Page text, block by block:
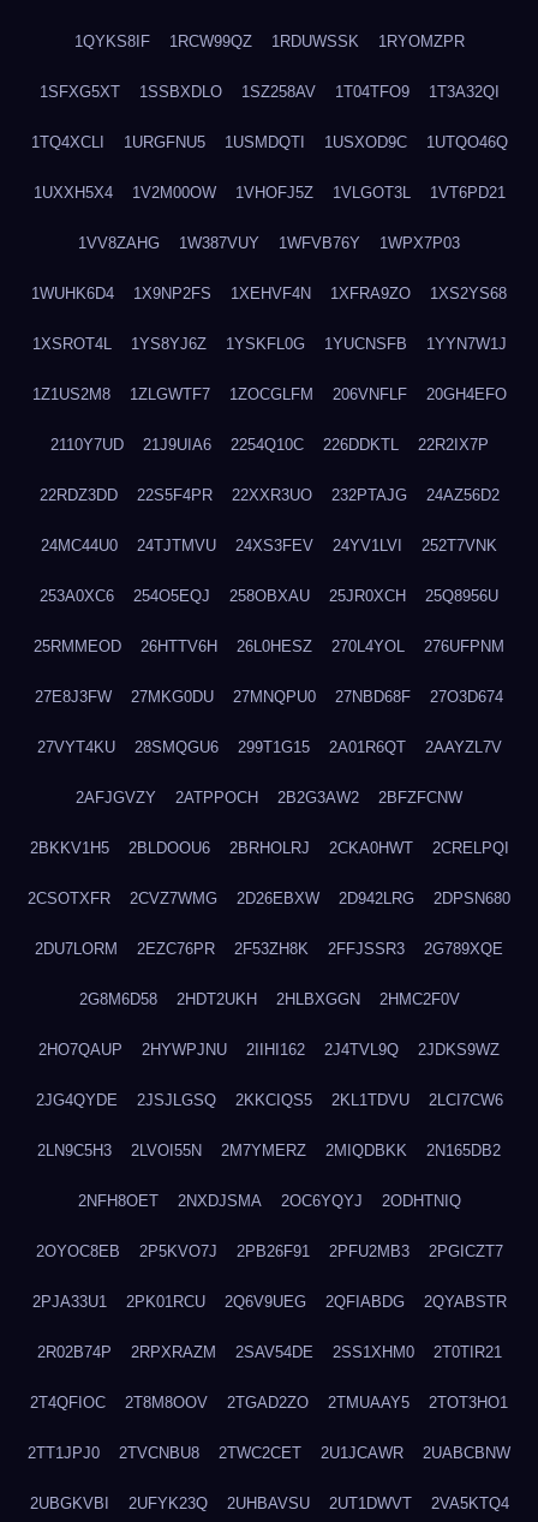
1QYKS8IF 1RCW99QZ 1RDUWSSK 1RYOMZPR
1SFXG5XT 1SSBXDLO 1SZ258AV 1T04TFO9 1T3A32QI
1TQ4XCLI 1URGFNU5 1USMDQTI 1USXOD9C 1UTQO46Q
1UXXH5X4 1V2M00OW 1VHOFJ5Z 1VLGOT3L 1VT6PD21
1VV8ZAHG 1W387VUY 1WFVB76Y 1WPX7P03
1WUHK6D4 1X9NP2FS 1XEHVF4N 1XFRA9ZO 1XS2YS68
1XSROT4L 1YS8YJ6Z 1YSKFL0G 1YUCNSFB 1YYN7W1J
1Z1US2M8 1ZLGWTF7 1ZOCGLFM 206VNFLF 20GH4EFO
2110Y7UD 21J9UIA6 2254Q10C 226DDKTL 22R2IX7P
22RDZ3DD 22S5F4PR 22XXR3UO 232PTAJG 24AZ56D2
24MC44U0 24TJTMVU 24XS3FEV 24YV1LVI 252T7VNK
253A0XC6 254O5EQJ 258OBXAU 25JR0XCH 25Q8956U
25RMMEOD 26HTTV6H 26L0HESZ 270L4YOL 276UFPNM
27E8J3FW 27MKG0DU 27MNQPU0 27NBD68F 27O3D674
27VYT4KU 28SMQGU6 299T1G15 2A01R6QT 2AAYZL7V
2AFJGVZY 2ATPPOCH 2B2G3AW2 2BFZFCNW
2BKKV1H5 2BLDOOU6 2BRHOLRJ 2CKA0HWT 2CRELPQI
2CSOTXFR 2CVZ7WMG 2D26EBXW 2D942LRG 2DPSN680
2DU7LORM 2EZC76PR 2F53ZH8K 2FFJSSR3 2G789XQE
2G8M6D58 2HDT2UKH 2HLBXGGN 2HMC2F0V
2HO7QAUP 2HYWPJNU 2IIHI162 2J4TVL9Q 2JDKS9WZ
2JG4QYDE 2JSJLGSQ 2KKCIQS5 2KL1TDVU 2LCI7CW6
2LN9C5H3 2LVOI55N 2M7YMERZ 2MIQDBKK 2N165DB2
2NFH8OET 2NXDJSMA 2OC6YQYJ 2ODHTNIQ
2OYOC8EB 2P5KVO7J 2PB26F91 2PFU2MB3 2PGICZT7
2PJA33U1 2PK01RCU 2Q6V9UEG 2QFIABDG 2QYABSTR
2R02B74P 2RPXRAZM 2SAV54DE 2SS1XHM0 2T0TIR21
2T4QFIOC 2T8M8OOV 2TGAD2ZO 2TMUAAY5 2TOT3HO1
2TT1JPJ0 2TVCNBU8 2TWC2CET 2U1JCAWR 2UABCBNW
2UBGKVBI 2UFYK23Q 2UHBAVSU 2UT1DWVT 2VA5KTQ4